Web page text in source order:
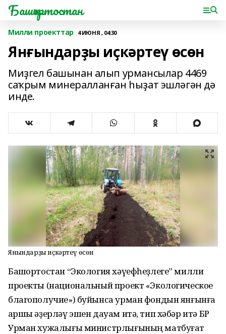
Башҡортостан
Милли проекттар 4 ИЮНЯ , 04:30
Янғындарҙы иҫкәртеү өсөн
Миҙгел башынан алып урмансылар 4469
саҡрым минералланған һыҙат эшләгән дә
инде.
Янғындарҙы иҫкәртеү өсөн
Башҡортостан “Экология хәүефһеҙлеге” милли
проекты (национальный проект «Экологическое
благополучие») буйынса урман фондын янғынға
ҡаршы әҙерләү эшен дауам итә, тип хәбәр итә БР
Урман хужалығы министрлығының матбуғат